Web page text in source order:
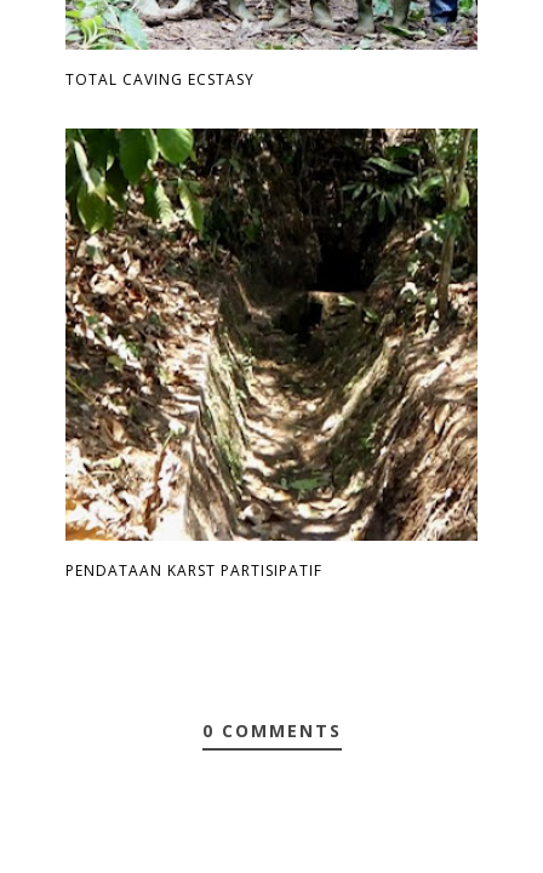
TOTAL CAVING ECSTASY
PENDATAAN KARST PARTISIPATIF
0 COMMENTS